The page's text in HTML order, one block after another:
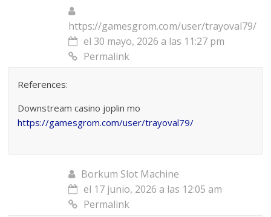
https://gamesgrom.com/user/trayoval79/
el 30 mayo, 2026 a las 11:27 pm
Permalink
References:
Downstream casino joplin mo
https://gamesgrom.com/user/trayoval79/
Borkum Slot Machine
el 17 junio, 2026 a las 12:05 am
Permalink